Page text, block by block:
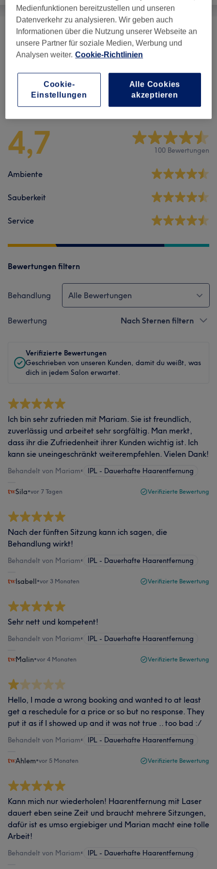
Gesichtsbehandlungen - IPL (7) ab 20 €
Körperbehandlungen (1)
Salonbewertungen
4,7 100 Bewertungen
Ambiente
Sauberkeit
Service
Bewertungen filtern
Behandlung Alle Bewertungen
Bewertung Nach Sternen filtern
Verifizierte Bewertungen
Geschrieben von unseren Kunden, damit du weißt, was
dich in jedem Salon erwartet.
Ich bin sehr zufrieden mit Mariam. Sie ist freundlich,
zuverlässig und arbeitet sehr sorgfältig. Man merkt,
dass ihr die Zufriedenheit ihrer Kunden wichtig ist. Ich
kann sie uneingeschränkt weiterempfehlen. Vielen Dank!
Behandelt von Mariam• IPL - Dauerhafte Haarentfernung
Sila•vor 7 Tagen Verifizierte Bewertung
Nach der fünften Sitzung kann ich sagen, die
Behandlung wirkt!
Behandelt von Mariam• IPL - Dauerhafte Haarentfernung
Isabell•vor 3 Monaten Verifizierte Bewertung
Sehr nett und kompetent!
Behandelt von Mariam• IPL - Dauerhafte Haarentfernung
Malin•vor 4 Monaten Verifizierte Bewertung
Hello, I made a wrong booking and wanted to at least
get a reschedule for a price or so but no response. They
put it as if I showed up and it was not true .. too bad :/
Behandelt von Mariam• IPL - Dauerhafte Haarentfernung
Ahlem•vor 5 Monaten Verifizierte Bewertung
Kann mich nur wiederholen! Haarentfernung mit Laser
dauert eben seine Zeit und braucht mehrere Sitzungen,
dafür ist es umso ergiebiger und Marian macht eine tolle
Arbeit!
Behandelt von Mariam• IPL - Dauerhafte Haarentfernung
Medienfunktionen bereitzustellen und unseren
Datenverkehr zu analysieren. Wir geben auch
Informationen über die Nutzung unserer Webseite an
unsere Partner für soziale Medien, Werbung und
Analysen weiter. Cookie-Richtlinien
Cookie-
Einstellungen
Alle Cookies
akzeptieren